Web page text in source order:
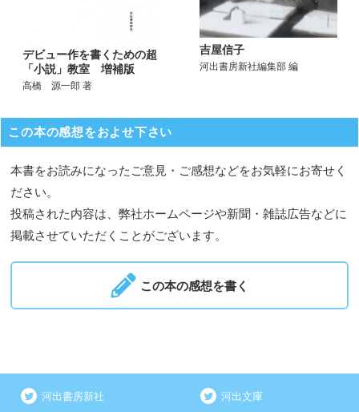
デビュー作を書くための超
「小説」教室 増補版
高橋 源一郎 著
吉屋信子
河出書房新社編集部 編
この本の感想をおよせ下さい
本書をお読みになったご意見・ご感想などをお気軽にお寄せく
ださい。
投稿された内容は、弊社ホームページや新聞・雑誌広告などに
掲載させていただくことがございます。
この本の感想を書く
河出書房新社 河出文庫